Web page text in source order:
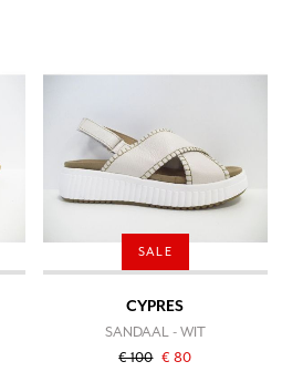
SALE
CYPRES
SANDAAL - WIT
€ 100 € 80